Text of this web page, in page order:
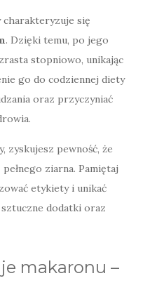
charakteryzuje się
. Dzięki temu, po jego
stopniowo, unikając
go do codziennej diety
oraz przyczyniać
zyskujesz pewność, że
ziarna. Pamiętaj
etykiety i unikać
dodatki oraz
makaronu –